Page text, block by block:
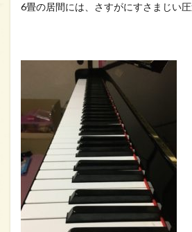
6畳の居間には、さすがにすさまじい圧